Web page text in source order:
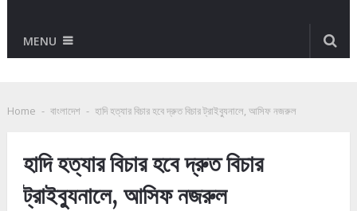
MENU
Home - বাংলাদেশ - হাদি হত্যার বিচার হবে দ্রুত বিচার ট্রাইব্যুনালে, আসিফ নজরুল
হাদি হত্যার বিচার হবে দ্রুত বিচার
ট্রাইব্যুনালে, আসিফ নজরুল